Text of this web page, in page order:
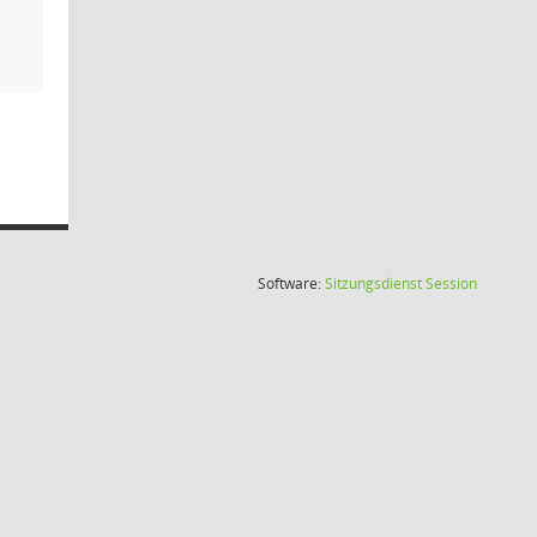
Software:SitzungsdienstSession(Wird in